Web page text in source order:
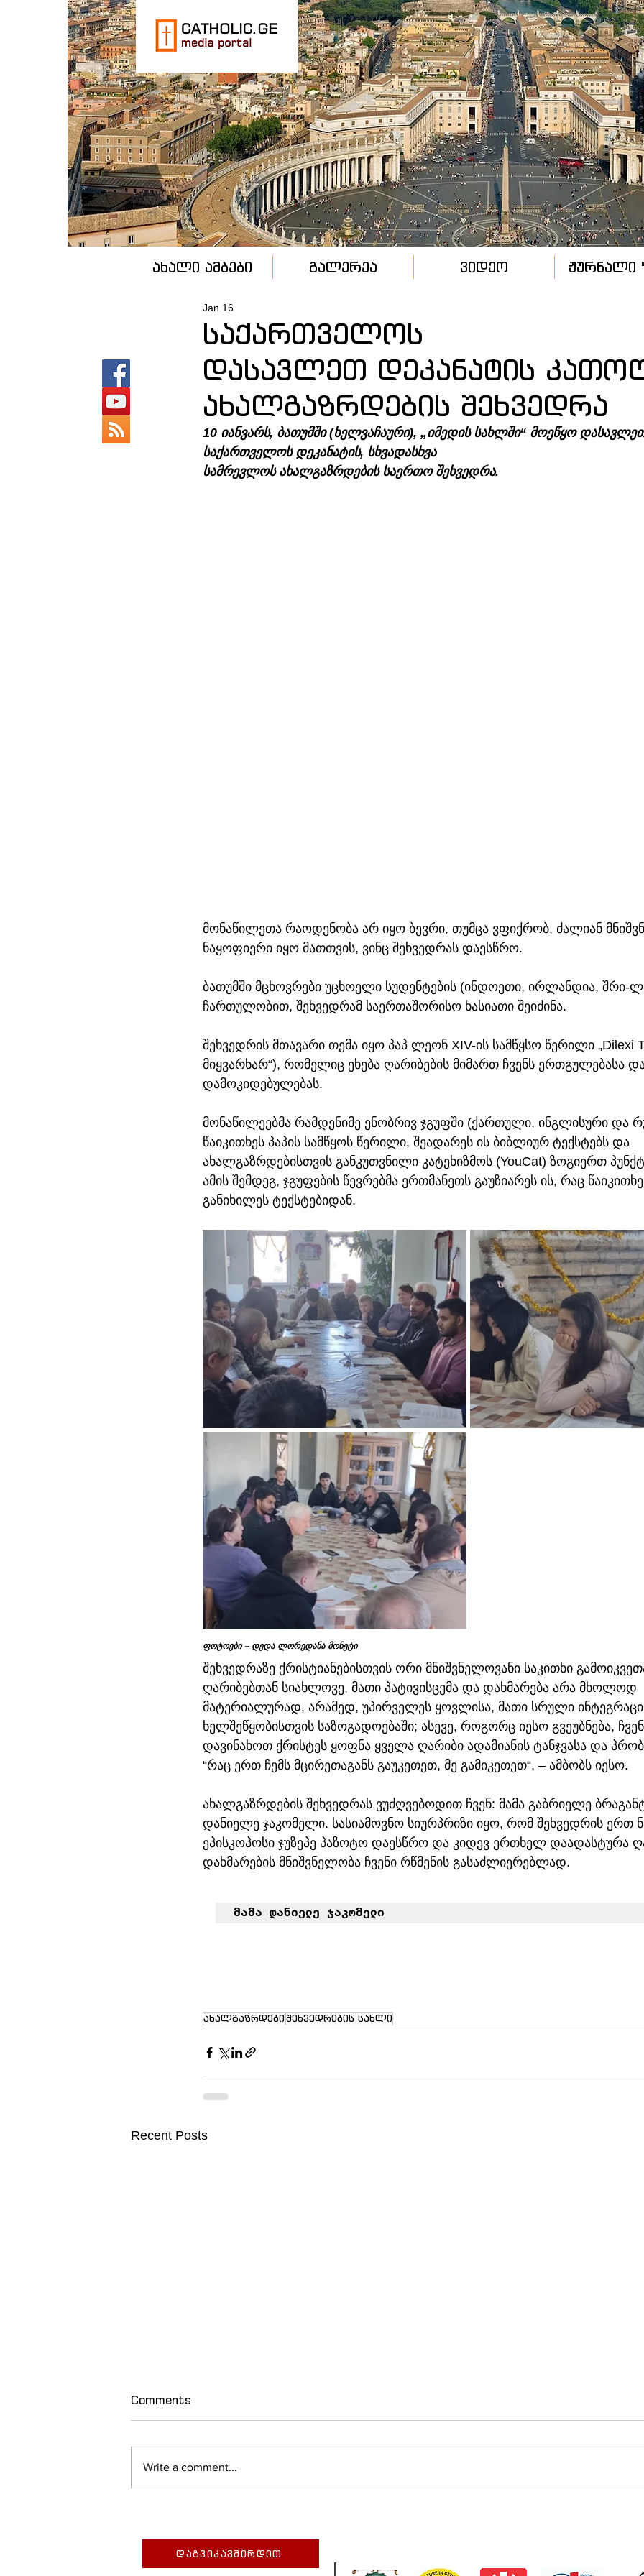
ახალი ამბები გალერეა ვიდეო ჟურნალი
საქართველოს
დასავლეთ დეკანატის
ახალგაზრდების შეხვედრა
Jan 16
10 იანვარს, ბათუმში (ხელვაჩაური), „იმედის სახლში“ მოეწყო
საქართველოს დეკანატის, სხვადასხვა
სამრევლოს ახალგაზრდების საერთო შეხვედრა.
მონაწილეთა რაოდენობა არ იყო ბევრი, თუმცა ვფიქრობ, ძალიან
ნაყოფიერი იყო მათთვის, ვინც შეხვედრას დაესწრო.
ბათუმში მცხოვრები უცხოელი სუდენტების (ინდოეთი, ირლანდია, შრი-
ჩართულობით, შეხვედრამ საერთაშორისო ხასიათი შეიძინა.
შეხვედრის მთავარი თემა იყო პაპ ლეონ XIV-ის სამწყსო წერილი „Dilexi
მიყვარხარ“), რომელიც ეხება ღარიბების მიმართ ჩვენს ერთგულებასა
დამოკიდებულებას.
მონაწილეებმა რამდენიმე ენობრივ ჯგუფში (ქართული, ინგლისური და
წაიკითხეს პაპის სამწყოს წერილი, შეადარეს ის ბიბლიურ ტექსტებს და
ახალგაზრდებისთვის განკუთვნილი კატეხიზმოს (YouCat) ზოგიერთ
ამის შემდეგ, ჯგუფების წევრებმა ერთმანეთს გაუზიარეს ის, რაც
განიხილეს ტექსტებიდან.
ფოტოები – დედა ლორედანა მონეტი
შეხვედრაზე ქრისტიანებისთვის ორი მნიშვნელოვანი საკითხი
ღარიბებთან სიახლოვე, მათი პატივისცემა და დახმარება არა მხოლოდ
მატერიალურად, არამედ, უპირველეს ყოვლისა, მათი სრული
ხელშეწყობისთვის საზოგადოებაში; ასევე, როგორც იესო გვეუბნება,
დავინახოთ ქრისტეს ყოფნა ყველა ღარიბი ადამიანის ტანჯვასა და
“რაც ერთ ჩემს მცირეთაგანს გაუკეთეთ, მე გამიკეთეთ“, – ამბობს იესო.
ახალგაზრდების შეხვედრას ვუძღვებოდით ჩვენ: მამა გაბრიელე
დანიელე ჯაკომელი. სასიამოვნო სიურპრიზი იყო, რომ შეხვედრის ერთ
ეპისკოპოსი ჯუზეპე პაზოტო დაესწრო და კიდევ ერთხელ დაადასტურა
დახმარების მნიშვნელობა ჩვენი რწმენის გასაძლიერებლად.
მამა დანიელე ჯაკომელი
ახალგაზრდებიშეხვედრების სახლი
Recent Posts
მზადაა
Comments
Write a comment...
დაგვიკავშირდით